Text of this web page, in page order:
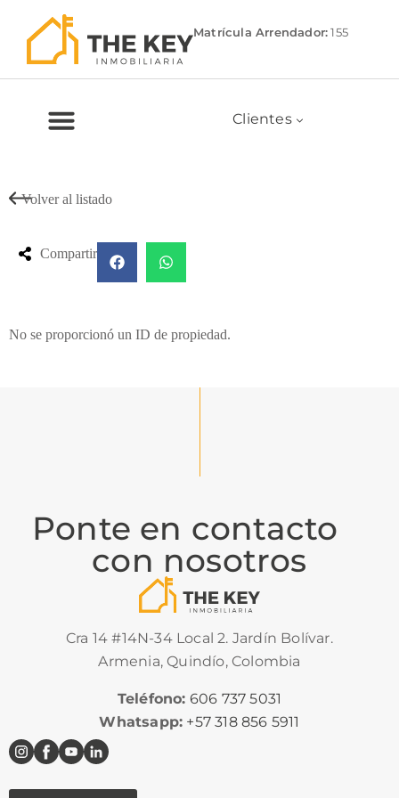
Matrícula Arrendador:155
Clientes
Volver al listado
Compartir
No se proporcionó un ID de propiedad.
Ponte en contacto
con nosotros
Cra 14 #14N-34 Local 2. Jardín Bolívar.
Armenia, Quindío, Colombia
Teléfono: 606 737 5031
Whatsapp: +57 318 856 5911